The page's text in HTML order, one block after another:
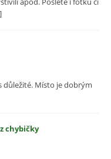
důležité. Místo je dobrým
chybičky